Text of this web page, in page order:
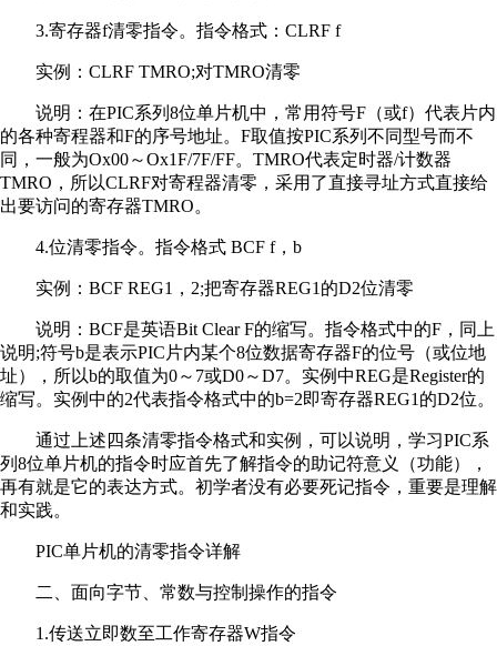
3.寄存器f清零指令。指令格式：CLRF f
实例：CLRF TMRO;对TMRO清零
说明：在PIC系列8位单片机中，常用符号F（或f）代表片内
的各种寄程器和F的序号地址。F取值按PIC系列不同型号而不
同，一般为Ox00～Ox1F/7F/FF。TMRO代表定时器/计数器
TMRO，所以CLRF对寄程器清零，采用了直接寻址方式直接给
出要访问的寄存器TMRO。
4.位清零指令。指令格式 BCF f，b
实例：BCF REG1，2;把寄存器REG1的D2位清零
说明：BCF是英语Bit Clear F的缩写。指令格式中的F，同上
说明;符号b是表示PIC片内某个8位数据寄存器F的位号（或位地
址），所以b的取值为0～7或D0～D7。实例中REG是Register的
缩写。实例中的2代表指令格式中的b=2即寄存器REG1的D2位。
通过上述四条清零指令格式和实例，可以说明，学习PIC系
列8位单片机的指令时应首先了解指令的助记符意义（功能），
再有就是它的表达方式。初学者没有必要死记指令，重要是理解
和实践。
PIC单片机的清零指令详解
二、面向字节、常数与控制操作的指令
1.传送立即数至工作寄存器W指令